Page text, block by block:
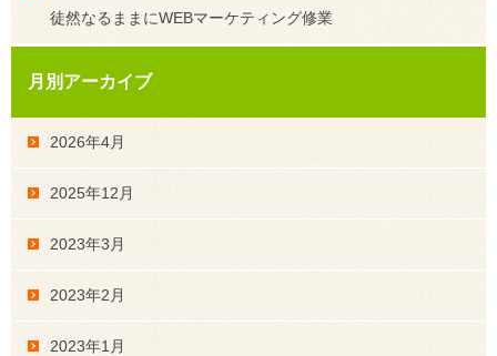
徒然なるままにWEBマーケティング修業
月別アーカイブ
2026年4月
2025年12月
2023年3月
2023年2月
2023年1月